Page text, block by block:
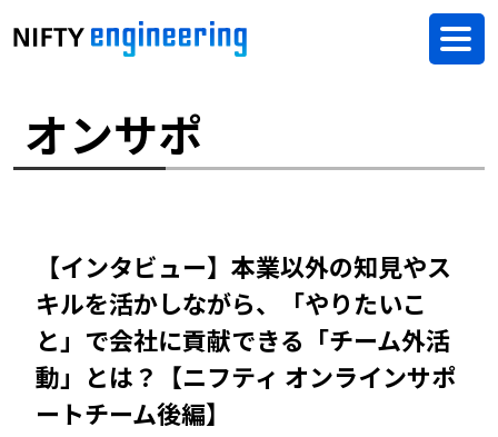
オンサポ
【インタビュー】本業以外の知見やス
キルを活かしながら、「やりたいこ
と」で会社に貢献できる「チーム外活
動」とは？【ニフティ オンラインサポ
ートチーム後編】